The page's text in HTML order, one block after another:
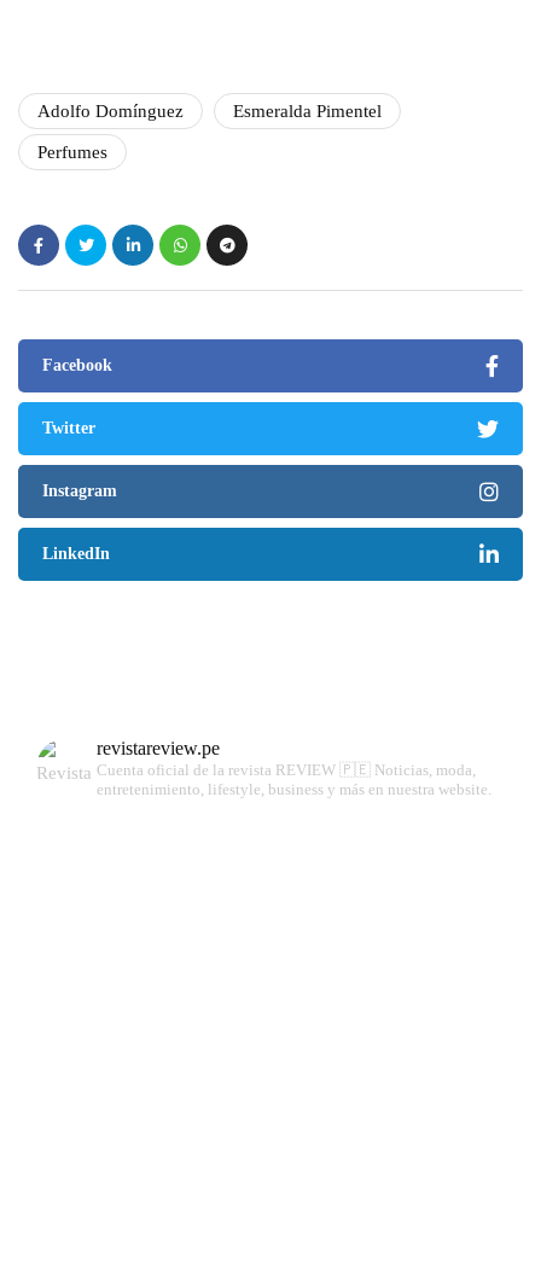
Adolfo Domínguez Esmeralda Pimentel
Perfumes
Facebook
Twitter
Instagram
LinkedIn
revistareview.pe
Cuenta oficial de la revista REVIEW 🇵🇪 Noticias, moda,
entretenimiento, lifestyle, business y más en nuestra website.